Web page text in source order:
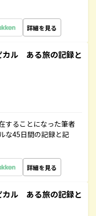
詳細を見る
カル ある旅の記録と
することになった筆者
な45日間の記録と記
詳細を見る
カル ある旅の記録と